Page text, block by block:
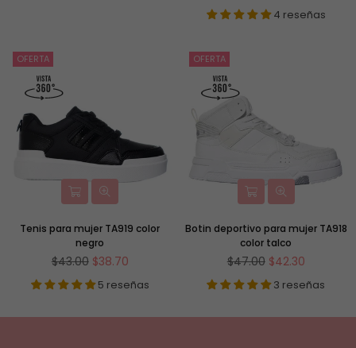
4 reseñas
OFERTA
Tenis para mujer TA919 color
negro
Precio
$43.00 $38.70
5 reseñas
OFERTA
Botin deportivo para mujer TA918
color talco
Precio
$47.00 $42.30
3 reseñas